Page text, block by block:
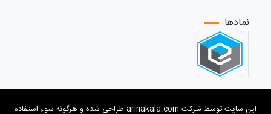
نمادها
این سایت توسط شرکت arinakala.com طراحی شده و هرگونه سوء استفاده